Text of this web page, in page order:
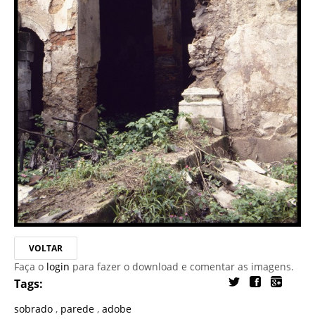
VOLTAR
Faça o login para fazer o download e comentar as imagens.
Tags:
sobrado , parede , adobe